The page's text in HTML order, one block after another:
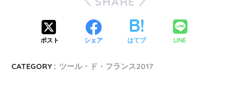
ポスト シェア はてブ LINE
CATEGORY : ツール・ド・フランス2017